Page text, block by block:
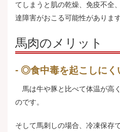
てしまうと肌の乾燥、免疫不全
達障害がおこる可能性があります
馬肉のメリット
◎食中毒を起こしにく
馬は牛や豚と比べて体温が高
のです。
そして馬刺しの場合、冷凍保存